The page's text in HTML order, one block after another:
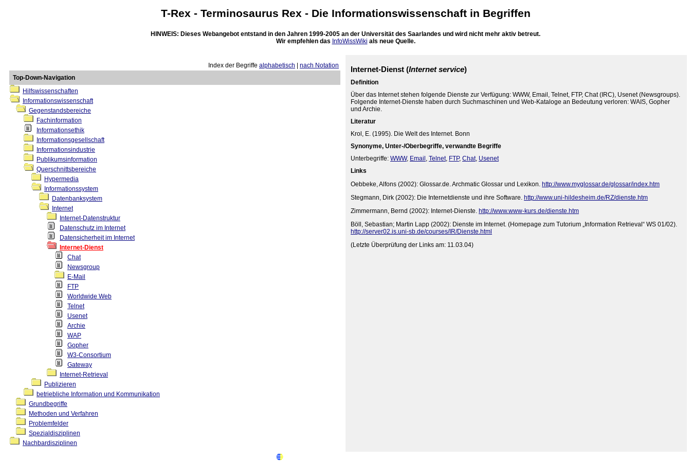
T-Rex - Terminosaurus Rex - Die Informationswissenschaftin Begriffen
HINWEIS: Dieses Webangebot entstand in den Jahren 1999-2005 an der Universität des Saarlandes und wird nicht mehr aktiv betreut.
Wir empfehlen das InfoWissWiki als neue Quelle.
Index der Begriffe alphabetisch
nach Notation
Top-Down-Navigation
Hilfswissenschaften
Informationswissenschaft
Gegenstandsbereiche
Fachinformation
Informationsethik
Informationsgesellschaft
Informationsindustrie
Publikumsinformation
Querschnittsbereiche
Hypermedia
Informationssystem
Datenbanksystem
Internet
Internet-Datenstruktur
Datenschutz im Internet
Datensicherheit im Internet
Internet-Dienst
Chat
Newsgroup
E-Mail
FTP
Worldwide Web
Telnet
Usenet
Archie
WAP
Gopher
W3-Consortium
Gateway
Internet-Retrieval
Publizieren
betriebliche Information und Kommunikation
Grundbegriffe
Methoden und Verfahren
Problemfelder
Spezialdisziplinen
Nachbardisziplinen
Internet-Dienst (Internet service)
Definition
Über das Internet stehen folgende Dienste zur Verfügung: WWW, Email, Telnet, FTP, Chat (IRC), Usenet (Newsgroups).
Folgende Internet-Dienste haben durch Suchmaschinen und Web-Kataloge an Bedeutung verloren: WAIS, Gopher
und Archie.
Literatur
Krol, E. (1995). Die Welt des Internet. Bonn
Synonyme, Unter-/Oberbegriffe, verwandte Begriffe
Unterbegriffe: WWW, Email, Telnet, FTP, Chat, Usenet
Links
Oebbeke, Alfons (2002): Glossar.de. Archmatic Glossar und Lexikon. http://www.myglossar.de/glossar/index.htm
Stegmann, Dirk (2002): Die Internetdienste und ihre Software. http://www.uni-hildesheim.de/RZ/dienste.htm
Zimmermann, Bernd (2002): Internet-Dienste. http://www.www-kurs.de/dienste.htm
Böll, Sebastian; Martin Lapp (2002): Dienste im Internet. (Homepage zum Tutorium „Information Retrieval“ WS 01/02).
http://server02.is.uni-sb.de/courses/IR/Dienste.html
(Letzte Überprüfung der Links am: 11.03.04)